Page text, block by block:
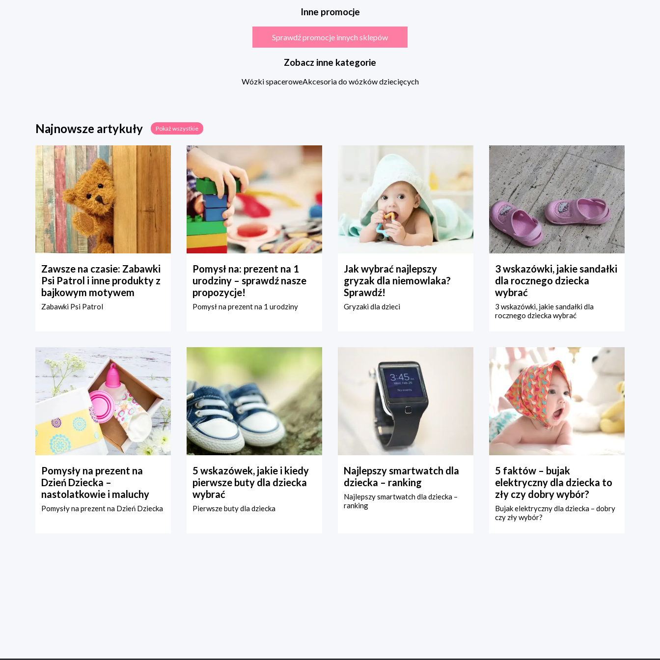
Inne promocje
Sprawdź promocje innych sklepów
Zobacz inne kategorie
Wózki spaceroweAkcesoria do wózków dziecięcych
Najnowsze artykuły Pokaż wszystkie
Zawsze na czasie: Zabawki
Psi Patrol i inne produkty z
bajkowym motywem
Zabawki Psi Patrol
Pomysł na: prezent na 1
urodziny – sprawdź nasze
propozycje!
Pomysł na prezent na 1 urodziny
Jak wybrać najlepszy
gryzak dla niemowlaka?
Sprawdź!
Gryzaki dla dzieci
3 wskazówki, jakie sandałki
dla rocznego dziecka
wybrać
3 wskazówki, jakie sandałki dla
rocznego dziecka wybrać
Pomysły na prezent na
Dzień Dziecka –
nastolatkowie i maluchy
Pomysły na prezent na Dzień Dziecka
5 wskazówek, jakie i kiedy
pierwsze buty dla dziecka
wybrać
Pierwsze buty dla dziecka
Najlepszy smartwatch dla
dziecka – ranking
Najlepszy smartwatch dla dziecka –
ranking
5 faktów – bujak
elektryczny dla dziecka to
zły czy dobry wybór?
Bujak elektryczny dla dziecka – dobry
czy zły wybór?